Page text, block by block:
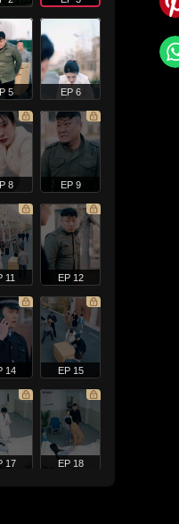
5 EP 6
8 EP 9
11 EP 12
14 EP 15
17 EP 18